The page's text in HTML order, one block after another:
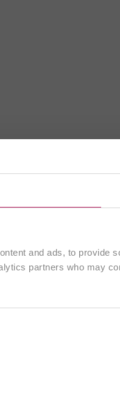
and ads, to provide
partners who may